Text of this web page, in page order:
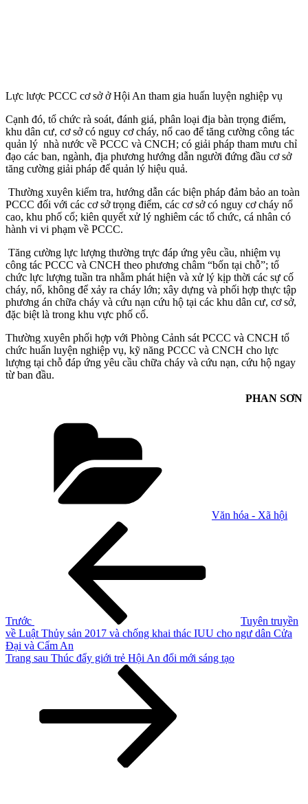
Lực lược PCCC cơ sở ở Hội An tham gia huấn luyện nghiệp vụ
Cạnh đó, tổ chức rà soát, đánh giá, phân loại địa bàn trọng điểm,
khu dân cư, cơ sở có nguy cơ cháy, nổ cao để tăng cường công tác
quản lý nhà nước về PCCC và CNCH; có giải pháp tham mưu chỉ
đạo các ban, ngành, địa phương hướng dẫn người đứng đầu cơ sở
tăng cường giải pháp để quản lý hiệu quả.
Thường xuyên kiểm tra, hướng dẫn các biện pháp đảm bảo an toàn
PCCC đối với các cơ sở trọng điểm, các cơ sở có nguy cơ cháy nổ
cao, khu phố cổ; kiên quyết xử lý nghiêm các tổ chức, cá nhân có
hành vi vi phạm về PCCC.
Tăng cường lực lượng thường trực đáp ứng yêu cầu, nhiệm vụ
công tác PCCC và CNCH theo phương châm “bốn tại chỗ”; tổ
chức lực lượng tuần tra nhằm phát hiện và xử lý kịp thời các sự cố
cháy, nổ, không để xảy ra cháy lớn; xây dựng và phối hợp thực tập
phương án chữa cháy và cứu nạn cứu hộ tại các khu dân cư, cơ sở,
đặc biệt là trong khu vực phố cổ.
Thường xuyên phối hợp với Phòng Cảnh sát PCCC và CNCH tổ
chức huấn luyện nghiệp vụ, kỹ năng PCCC và CNCH cho lực
lượng tại chỗ đáp ứng yêu cầu chữa cháy và cứu nạn, cứu hộ ngay
từ ban đầu.
PHAN SƠN
Văn hóa - Xã hội
Trước
Tuyên truyền
về Luật Thủy sản 2017 và chống khai thác IUU cho ngư dân Cửa
Đại và Cẩm An
Bài
Trang sau Thúc đẩy giới trẻ Hội An đổi mới sáng tạo